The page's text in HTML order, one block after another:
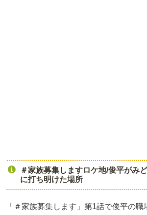
＃家族募集しますロケ地/俊平がみ
に打ち明けた場所
「＃家族募集します」第1話で俊平の